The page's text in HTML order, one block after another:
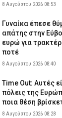
8 Αυγούστου 2026 08:53
Γυναίκα έπεσε
απάτης στην
ευρώ για
ποτέ
8 Αυγούστου 2026 08:40
Time Out: Αυτές
πόλεις της
ποια θέση
8 Αυγούστου 2026 08:28